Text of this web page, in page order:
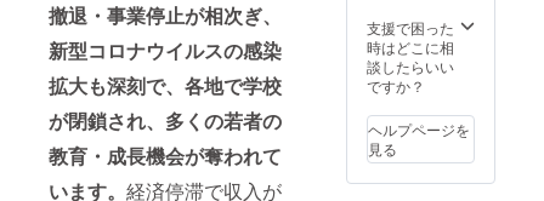
撤退・事業停止が相次ぎ、
新型コロナウイルスの感染
拡大も深刻で、各地で学校
が閉鎖され、多くの若者の
教育・成長機会が奪われて
います。 経済停滞で収入が
学生の
受け入
れが出
来まし
学生か
らの手
紙を添
えた活
ヒーの
ドリッ
プバッ
グと
ティー
の
ティー
バッグ
う！
②「ミ
ャン
マー×阿
金プロ
ジェク
ト」実
行委員
ら24年4
月ま
で、半
年に1回
定） ---
① 本PJ
実行委
員を務
らのお
手紙
（2022
年4月
活動報
告書
（2022
年4月頃
支援で困った
時はどこに相
談したらいい
ですか？
ヘルプページを
見る